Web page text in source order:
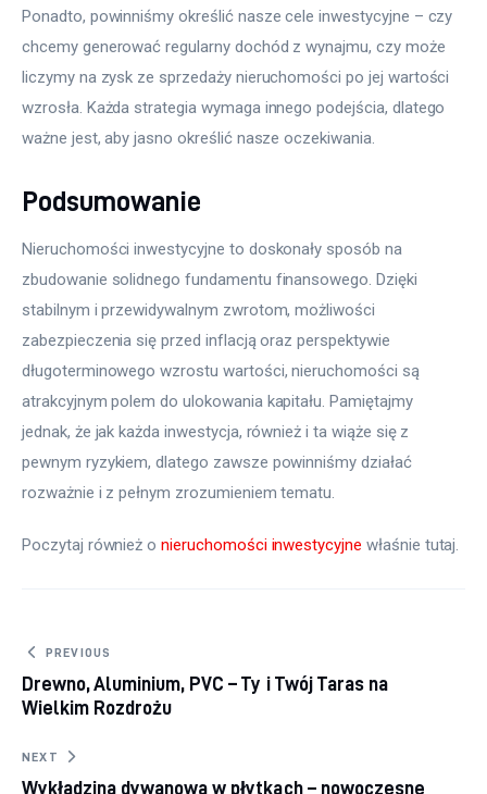
Ponadto, powinniśmy określić nasze cele inwestycyjne – czy
chcemy generować regularny dochód z wynajmu, czy może
liczymy na zysk ze sprzedaży nieruchomości po jej wartości
wzrosła. Każda strategia wymaga innego podejścia, dlatego
ważne jest, aby jasno określić nasze oczekiwania.
Podsumowanie
Nieruchomości inwestycyjne to doskonały sposób na
zbudowanie solidnego fundamentu finansowego. Dzięki
stabilnym i przewidywalnym zwrotom, możliwości
zabezpieczenia się przed inflacją oraz perspektywie
długoterminowego wzrostu wartości, nieruchomości są
atrakcyjnym polem do ulokowania kapitału. Pamiętajmy
jednak, że jak każda inwestycja, również i ta wiąże się z
pewnym ryzykiem, dlatego zawsze powinniśmy działać
rozważnie i z pełnym zrozumieniem tematu.
Poczytaj również o nieruchomości inwestycyjne właśnie tutaj.
Nawigacja
wpisu
PREVIOUS
Drewno, Aluminium, PVC – Ty i Twój Taras na
Wielkim Rozdrożu
NEXT
Wykładzina dywanowa w płytkach – nowoczesne